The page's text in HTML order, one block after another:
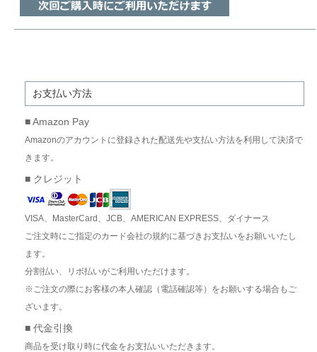
お支払い方法
■ Amazon Pay
Amazonのアカウントに登録された配送先や支払い方法を利用して決済で
きます。
■ クレジット
VISA、MasterCard、JCB、AMERICAN EXPRESS、ダイナース
ご注文時にご指定のカード会社の規約に基づきお支払いをお願いいたし
ます。
分割払い、リボ払いがご利用いただけます。
※ご注文の際にお客様の本人確認（電話確認等）をお願いする場合もご
ざいます。
■ 代金引換
商品を受け取り時に代金をお支払いいただきます。